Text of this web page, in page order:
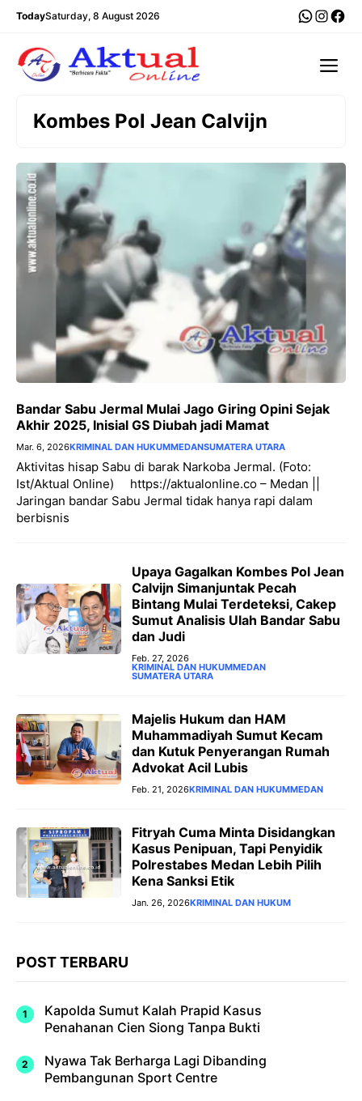
Langsung
TodaySaturday, 8 August 2026
Kombes Pol Jean Calvijn
Bandar Sabu Jermal Mulai Jago Giring Opini Sejak
Akhir 2025, Inisial GS Diubah jadi Mamat
Mar. 6, 2026KRIMINAL DAN HUKUMMEDANSUMATERA UTARA
Aktivitas hisap Sabu di barak Narkoba Jermal. (Foto:
Ist/Aktual Online) https://aktualonline.co – Medan ||
Jaringan bandar Sabu Jermal tidak hanya rapi dalam
berbisnis
Upaya Gagalkan Kombes Pol Jean
Calvijn Simanjuntak Pecah
Bintang Mulai Terdeteksi, Cakep
Sumut Analisis Ulah Bandar Sabu
dan Judi
Feb. 27, 2026
KRIMINAL DAN HUKUMMEDAN
SUMATERA UTARA
‎Majelis Hukum dan HAM
Muhammadiyah Sumut Kecam
dan Kutuk Penyerangan Rumah
Advokat Acil Lubis ‎
Feb. 21, 2026KRIMINAL DAN HUKUMMEDAN
Fitryah Cuma Minta Disidangkan
Kasus Penipuan, Tapi Penyidik
Polrestabes Medan Lebih Pilih
Kena Sanksi Etik
Jan. 26, 2026KRIMINAL DAN HUKUM
POST TERBARU
Kapolda Sumut Kalah Prapid Kasus
Penahanan Cien Siong Tanpa Bukti
Nyawa Tak Berharga Lagi Dibanding
Pembangunan Sport Centre